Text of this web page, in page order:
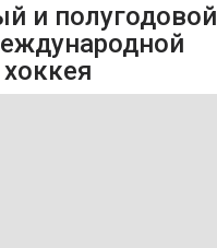
и полугодовой